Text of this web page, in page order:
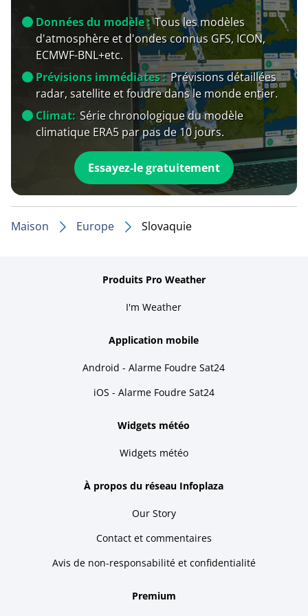
Données du modèle : Tous les modèles
d'atmosphère et d'ondes connus GFS, ICON,
ECMWF-BNL+etc.
Prévisions immédiates : Prévisions détaillées
radar, satellite et foudre dans le monde entier.
Climat: Série chronologique du modèle
climatique ERA5 par pas de 10 jours.
Essayez-le gratuitement
Maison Europe Slovaquie
Produits Pro Weather
I'm Weather
Application mobile
Android - Alarme Foudre Sat24
iOS - Alarme Foudre Sat24
Widgets météo
Widgets météo
À propos du réseau Infoplaza
Our Story
Contact et commentaires
Avis de non-responsabilité et confidentialité
Premium